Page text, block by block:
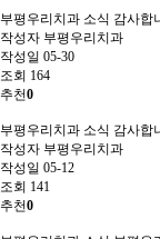
부평우리치과 소식 감사합
작성자 부평우리치과
작성일 05-30
조회 164
추천0
부평우리치과 소식 감사합
작성자 부평우리치과
작성일 05-12
조회 141
추천0